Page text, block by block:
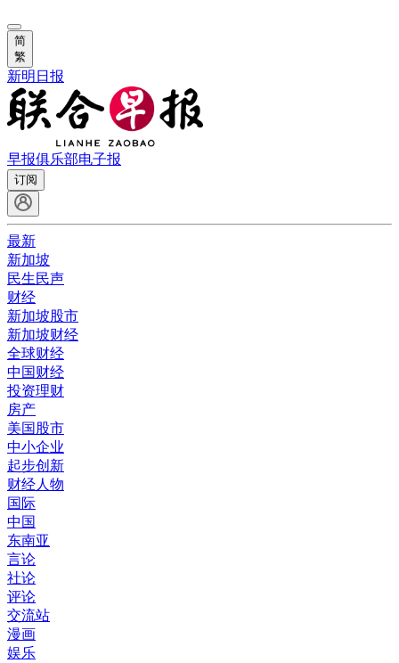
简
繁
新明日报
早报俱乐部电子报
订阅
最新
新加坡
民生民声
财经
新加坡股市
新加坡财经
全球财经
中国财经
投资理财
房产
美国股市
中小企业
起步创新
财经人物
国际
中国
东南亚
言论
社论
评论
交流站
漫画
娱乐